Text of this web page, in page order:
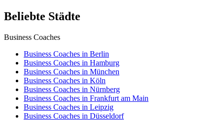
Beliebte Städte
Business Coaches
Business Coaches in Berlin
Business Coaches in Hamburg
Business Coaches in München
Business Coaches in Köln
Business Coaches in Nürnberg
Business Coaches in Frankfurt am Main
Business Coaches in Leipzig
Business Coaches in Düsseldorf